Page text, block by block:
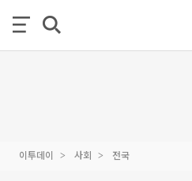
이투데이 사회 전국